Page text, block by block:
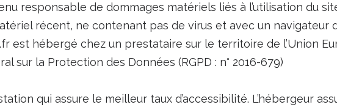
responsable de dommages matériels liés à l’utilisation du
récent, ne contenant pas de virus et avec un navigateur
est hébergé chez un prestataire sur le territoire de l’Union
sur la Protection des Données (RGPD : n° 2016-679)
qui assure le meilleur taux d’accessibilité. L’hébergeur